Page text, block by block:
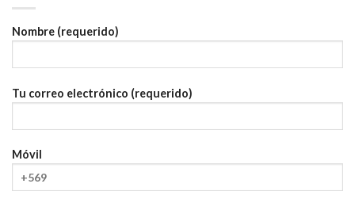
Nombre (requerido)
Tu correo electrónico (requerido)
Móvil